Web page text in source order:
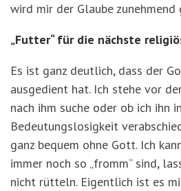
wird mir der Glaube
„Futter“ für die nächste
Es ist ganz deutlich, dass der
ausgedient hat. Ich stehe vor
nach ihm suche oder ob ich ihn
Bedeutungslosigkeit
ganz bequem ohne Gott. Ich
immer noch so „fromm“ sind,
nicht rütteln. Eigentlich ist es